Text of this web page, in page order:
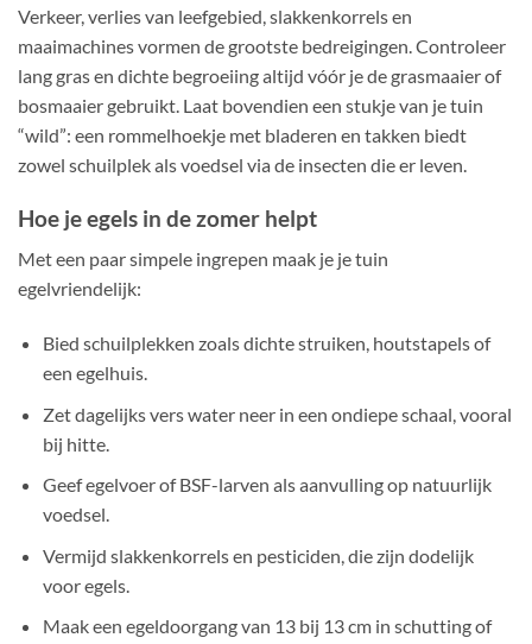
Verkeer, verlies van leefgebied, slakkenkorrels en
maaimachines vormen de grootste bedreigingen. Controleer
lang gras en dichte begroeiing altijd vóór je de grasmaaier of
bosmaaier gebruikt. Laat bovendien een stukje van je tuin
“wild”: een rommelhoekje met bladeren en takken biedt
zowel schuilplek als voedsel via de insecten die er leven.
Hoe je egels in de zomer helpt
Met een paar simpele ingrepen maak je je tuin
egelvriendelijk:
Bied schuilplekken zoals dichte struiken, houtstapels of
een egelhuis.
Zet dagelijks vers water neer in een ondiepe schaal, vooral
bij hitte.
Geef egelvoer of BSF-larven als aanvulling op natuurlijk
voedsel.
Vermijd slakkenkorrels en pesticiden, die zijn dodelijk
voor egels.
Maak een egeldoorgang van 13 bij 13 cm in schutting of